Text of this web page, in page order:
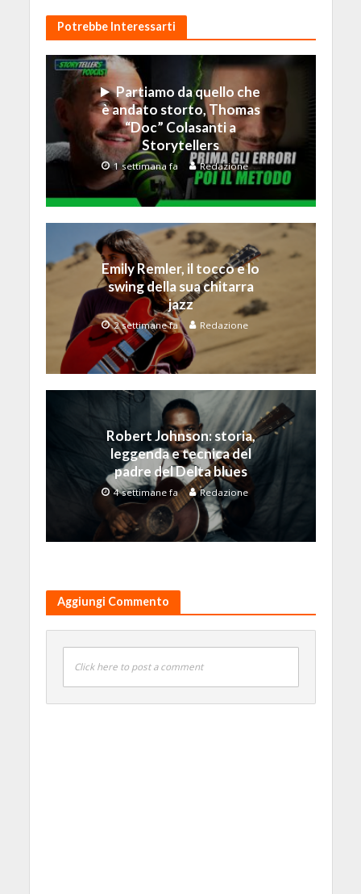
Potrebbe Interessarti
Partiamo da quello che
è andato storto, Thomas
“Doc” Colasanti a
Storytellers
1 settimana fa Redazione
Emily Remler, il tocco e lo
swing della sua chitarra
jazz
2 settimane fa Redazione
Robert Johnson: storia,
leggenda e tecnica del
padre del Delta blues
4 settimane fa Redazione
Aggiungi Commento
Click here to post a comment